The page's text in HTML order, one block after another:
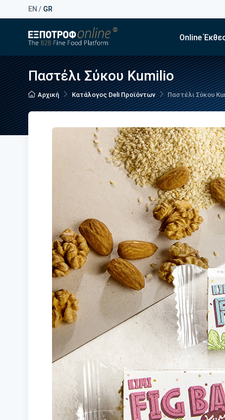
EN / GR
Online
Παστέλι Σύκου Kumilio
Αρχική Κατάλογος Deli Προϊόντων Παστέλι Σύκου